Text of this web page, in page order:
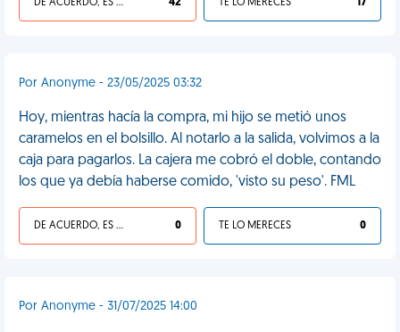
DE ACUERDO, ES UNA VIDA HP 42 TE LO MERECES 17
Por Anonyme - 23/05/2025 03:32
Hoy, mientras hacía la compra, mi hijo se metió unos
caramelos en el bolsillo. Al notarlo a la salida, volvimos a la
caja para pagarlos. La cajera me cobró el doble, contando
los que ya debía haberse comido, 'visto su peso'. FML
DE ACUERDO, ES UNA VIDA HP 0 TE LO MERECES 0
Por Anonyme - 31/07/2025 14:00